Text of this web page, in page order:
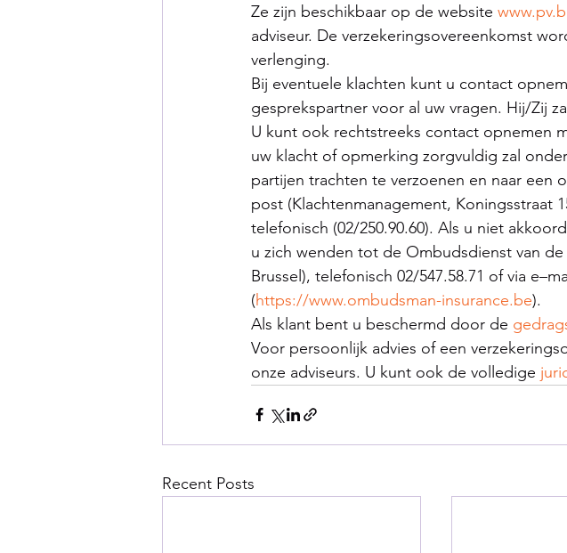
Ze zijn beschikbaar op de website
adviseur. De verzekeringsovereenkomst
verlenging.
Bij eventuele klachten kunt u contact
gesprekspartner voor al uw vragen. Hij/Zij
U kunt ook rechtstreeks contact opnemen
uw klacht of opmerking zorgvuldig zal
partijen trachten te verzoenen en naar een
post (Klachtenmanagement, Koningsstraat
telefonisch (02/250.90.60). Als u niet
u zich wenden tot de Ombudsdienst van
Brussel), telefonisch 02/547.58.71 of via
(https://www.ombudsman-insurance.be).
Als klant bent u beschermd door de
Voor persoonlijk advies of een
onze adviseurs. U kunt ook de volledige
Recent Posts